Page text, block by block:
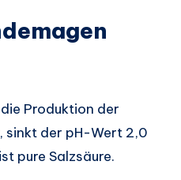
Produktion der
sinkt der pH-Wert 2,0
pure Salzsäure.